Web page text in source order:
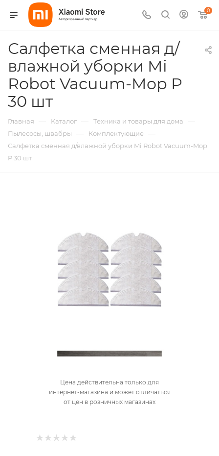
0
Салфетка сменная д/
влажной уборки Mi
Robot Vacuum-Mop P
30 шт
Главная — Каталог — Техника и товары для дома —
Пылесосы, швабры — Комплектующие —
Салфетка сменная д/влажной уборки Mi Robot Vacuum-Mop
P 30 шт
Цена действительна только для
интернет-магазина и может отличаться
от цен в розничных магазинах